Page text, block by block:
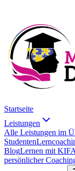
Startseite
Leistungen
Alle Leistungen im
Studenten
BlogLernen mit KI
persönlicher